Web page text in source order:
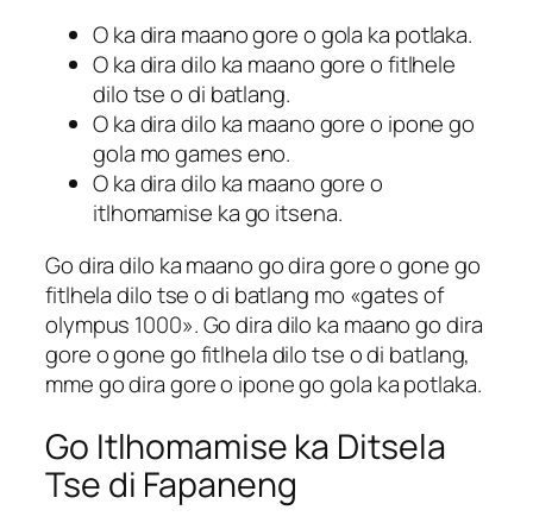
O ka dira maano gore o gola ka potlaka.
O ka dira dilo ka maano gore o fitlhele
dilo tse o di batlang.
O ka dira dilo ka maano gore o ipone go
gola mo games eno.
O ka dira dilo ka maano gore o
itlhomamise ka go itsena.
Go dira dilo ka maano go dira gore o gone go
fitlhela dilo tse o di batlang mo «gates of
olympus 1000». Go dira dilo ka maano go dira
gore o gone go fitlhela dilo tse o di batlang,
mme go dira gore o ipone go gola ka potlaka.
Go Itlhomamise ka Ditsela
Tse di Fapaneng